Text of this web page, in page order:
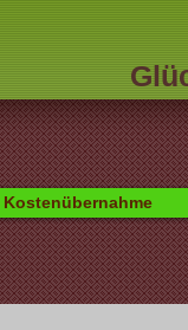
Kostenübernahme